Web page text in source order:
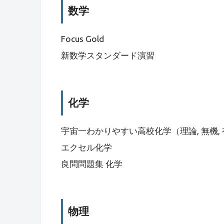
数学
Focus Gold
新数学スタンダード演習
化学
宇宙一わかりやすい高校化学（理論, 無機,
エクセル化学
良問問題集 化学
物理